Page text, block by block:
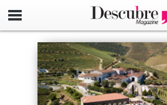
google-site-